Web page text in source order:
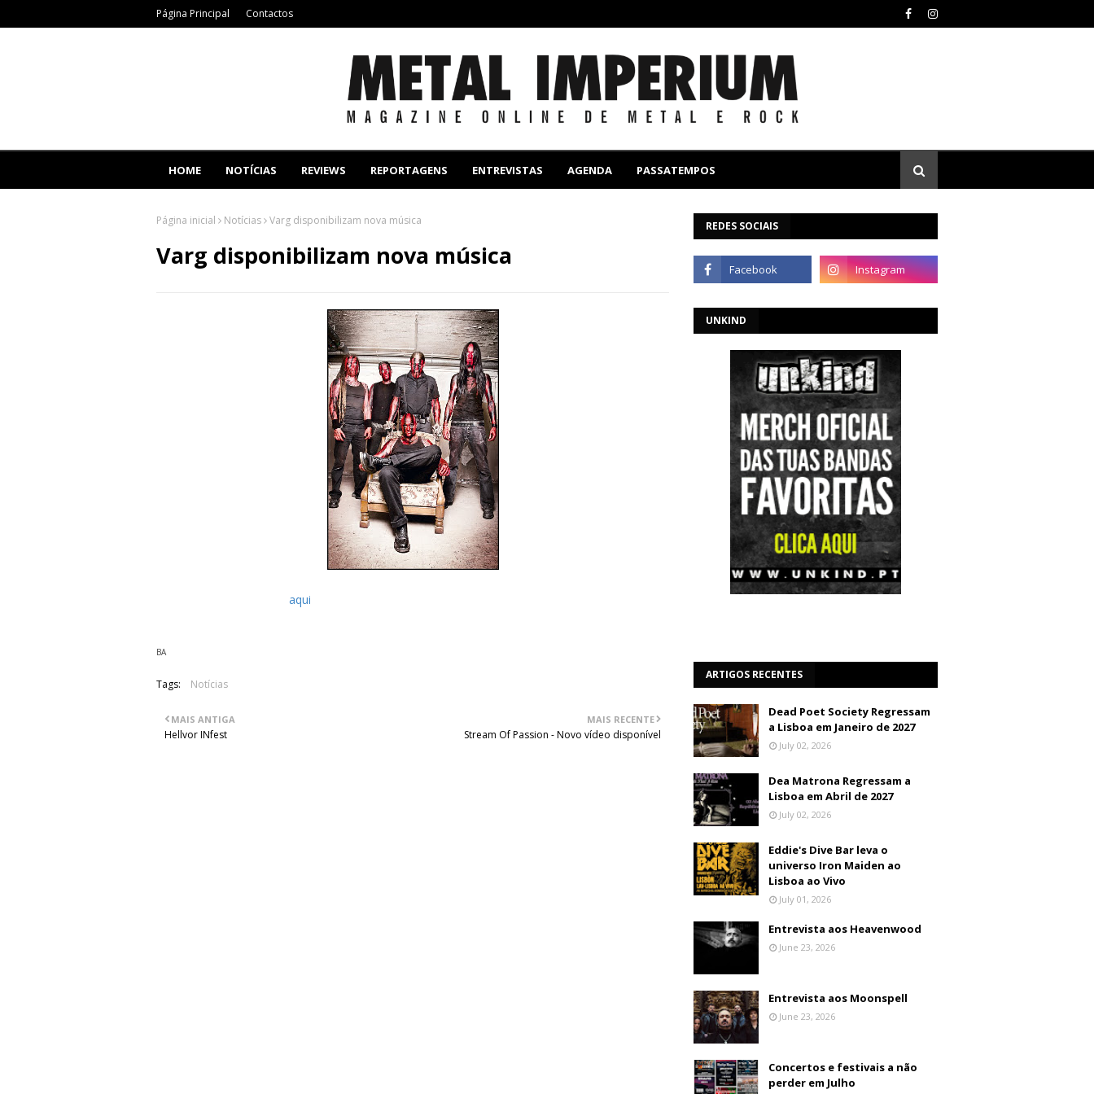
Página Principal Contactos
HOME NOTÍCIAS REVIEWS REPORTAGENS ENTREVISTAS AGENDA PASSATEMPOS
Página inicial Notícias Varg disponibilizam nova música
Varg disponibilizam nova música
aqui
BA
Tags: Notícias
MAIS RECENTE
Stream Of Passion - Novo vídeo disponível
MAIS ANTIGA
Hellvor INfest
REDES SOCIAIS
UNKIND
ARTIGOS RECENTES
Dead Poet Society Regressam
a Lisboa em Janeiro de 2027
July 02, 2026
Dea Matrona Regressam a
Lisboa em Abril de 2027
July 02, 2026
Eddie's Dive Bar leva o
universo Iron Maiden ao
Lisboa ao Vivo
July 01, 2026
Entrevista aos Heavenwood
June 23, 2026
Entrevista aos Moonspell
June 23, 2026
Concertos e festivais a não
perder em Julho